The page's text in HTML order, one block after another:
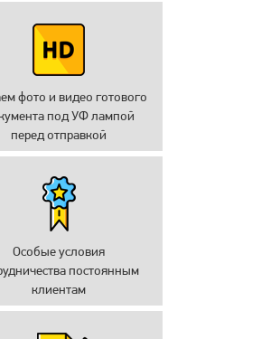
фото и видео готового
под УФ лампой
перед отправкой
Особые условия
постоянным
клиентам